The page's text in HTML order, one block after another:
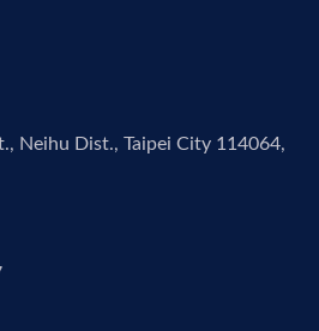
Neihu Dist., Taipei City 114064,